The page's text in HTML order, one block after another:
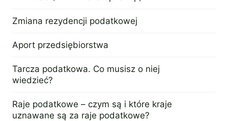
Zmiana rezydencji podatkowej
Aport przedsiębiorstwa
Tarcza podatkowa. Co musisz o niej
wiedzieć?
Raje podatkowe – czym są i które kraje
uznawane są za raje podatkowe?